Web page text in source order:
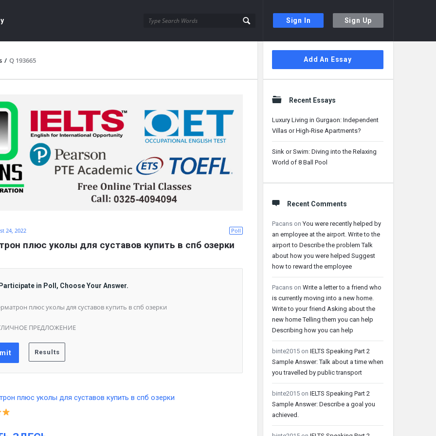
Sign In Sign Up
/ Q 193665
Poll
24, 2022
плюс уколы для суставов купить в спб озерки
in Poll, Choose Your Answer.
плюс уколы для суставов купить в спб озерки
ПРЕДЛОЖЕНИЕ
Sidebar
Add An Essay
Recent Essays
Luxury Living in Gurgaon: Independent
Villas or High-Rise Apartments?
Sink or Swim: Diving into the Relaxing
World of 8 Ball Pool
Recent Comments
Pacans onYou were recently helped by
an employee at the airport. Write to the
airport to Describe the problem Talk
about how you were helped Suggest
how to reward the employee
Pacans on Write a letter to a friend who
is currently moving into a new home.
Write to your friend Asking about the
new home Telling them you can help
Describing how you can help
binte2015 on IELTS Speaking Part 2
Sample Answer: Talk about a time when
you travelled by public transport
binte2015 on IELTS Speaking Part 2
Sample Answer: Describe a goal you
achieved.